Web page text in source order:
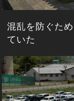
混乱を防ぐた
ていた